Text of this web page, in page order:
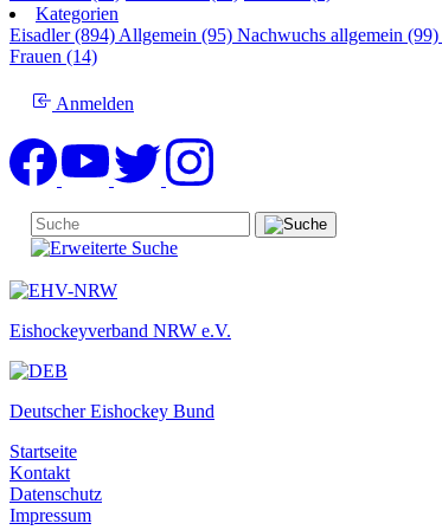
Kategorien
Eisadler (894) Allgemein (95) Nachwuchs allgemein (99)
Frauen (14)
Anmelden
Eishockeyverband NRW e.V.
Deutscher Eishockey Bund
Startseite
Kontakt
Datenschutz
Impressum